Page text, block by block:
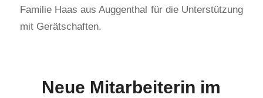
Familie Haas aus Auggenthal für die Unterstützung
mit Gerätschaften.
Neue Mitarbeiterin im